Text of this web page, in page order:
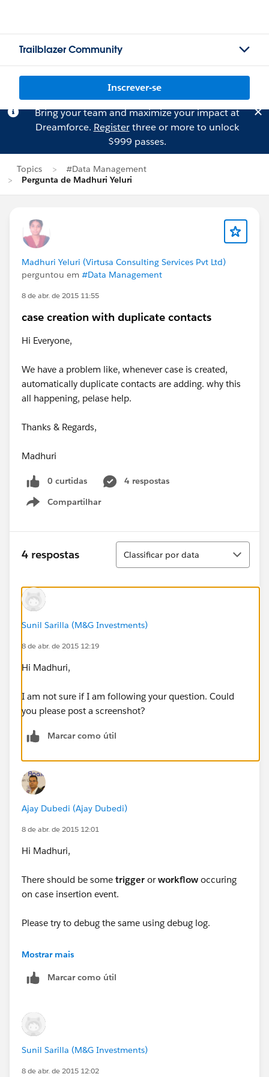
Trailblazer Community
Inscrever-se
Bring your team and maximize your impact at
Dreamforce. Registerthree or more to unlock
$999 passes.
Topics
#Data Management
Pergunta de Madhuri Yeluri
Madhuri Yeluri (Virtusa Consulting Services Pvt Ltd)
perguntou em #Data Management
8 de abr. de 2015 11:55
case creation with duplicate contacts
Hi Everyone,
We have a problem like, whenever case is created,
automatically duplicate contacts are adding. why this
all happening, pelase help.
Thanks & Regards,
Madhuri
0 curtidas
4 respostas
Compartilhar
Show menu
4 respostas
Classificar
Classificar por data
Sunil Sarilla (M&G Investments)
8 de abr. de 2015 12:19
Hi Madhuri,
I am not sure if I am following your question. Could
you please post a screenshot?
Marcar como útil
Ajay Dubedi (Ajay Dubedi)
8 de abr. de 2015 12:01
Hi Madhuri,
There should be some trigger orworkflow occuring
on case insertion event.
Please try to debug the same using debug log.
For more details on Debug Log:
http://help.salesforce.com/HTViewHelpDoc?
Mostrar mais
Marcar como útil
Sunil Sarilla (M&G Investments)
8 de abr. de 2015 12:02